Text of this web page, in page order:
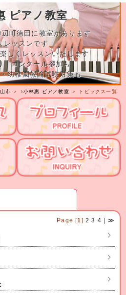
ピアノ教室
町徳田に教室があります
レッスンです
しくレッスンいたします
コンクール参加も
幼稚園教諭試験対策も
市 ＞ ♪小林惠 ピアノ教室 ＞ トピックス一覧
Page [1 ] 2 3 4 | ≫